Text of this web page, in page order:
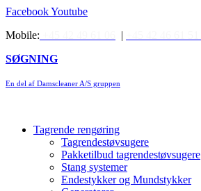
Videre
indhold
FacebookYoutube
Mobile:
|
SØGNING
En del af Damscleaner A/S gruppen
Tagrende rengøring
Tagrendestøvsugere
Pakketilbud tagrendestøvsugere
Stang systemer
Endestykker og Mundstykker